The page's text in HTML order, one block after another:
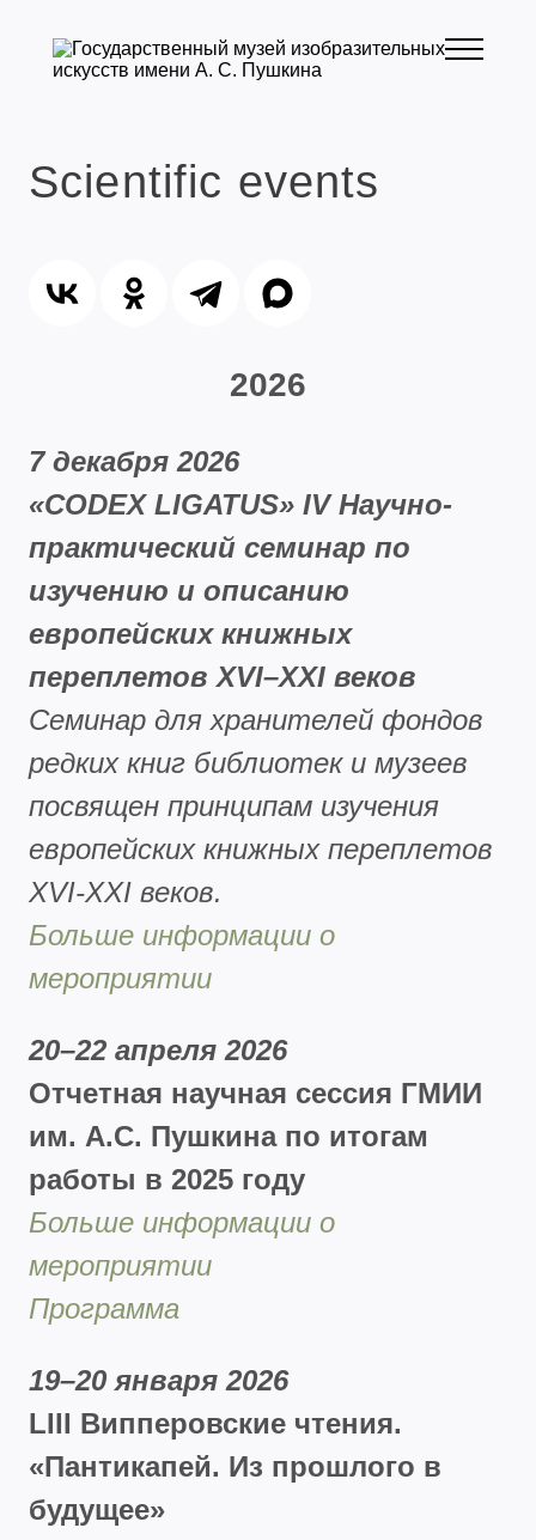
Scientific events
2026
7 декабря 2026
«CODEX LIGATUS» IV Научно-
практический семинар по
изучению и описанию
европейских книжных
переплетов XVI–XXI веков
Семинар для хранителей фондов
редких книг библиотек и музеев
посвящен принципам изучения
европейских книжных переплетов
XVI-XXI веков.
Больше информации о
мероприятии
20–22 апреля 2026
Отчетная научная сессия ГМИИ
им. А.С. Пушкина по итогам
работы в 2025 году
Больше информации о
мероприятии
Программа
19–20 января 2026
LIII Випперовские чтения.
«Пантикапей. Из прошлого в
будущее»